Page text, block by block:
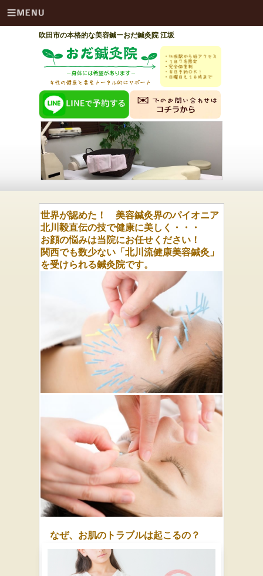
吹田市の本格的な美容鍼ーおだ鍼灸院 江坂
世界が認めた！ 美容鍼灸界のパイオニア
北川毅直伝の技で健康に美しく・・・
お顔の悩みは当院にお任せください！
関西でも数少ない「北川流健康美容鍼灸」
を受けられる鍼灸院です。
なぜ、お肌のトラブルは起こるの？